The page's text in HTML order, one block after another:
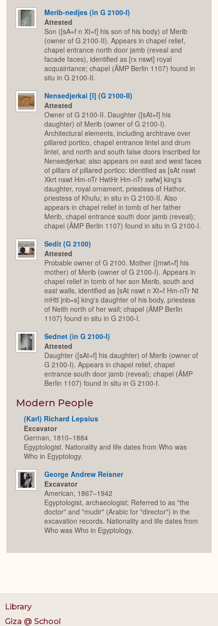
Merib-nedjes (in G 2100-I)
Attested
Son ([sA=f n Xt=f] his son of his body) of Merib
(owner of G 2100-II). Appears in chapel relief,
chapel entrance north door jamb (reveal and
facade faces), identified as [rx nswt] royal
acquaintance; chapel (ÄMP Berlin 1107) found in
situ in G 2100-II.
Nensedjerkai [I] (G 2100-II)
Attested
Owner of G 2100-II. Daughter ([sAt=f] his
daughter) of Merib (owner of G 2100-I).
Architectural elements, including archtrave over
pillared portico, chapel entrance lintel and drum
lintel, and north and south false doors inscribed for
Nensedjerkai; also appears on east and west faces
of pillars of pillared portico; identified as [sAt nswt
Xkrt nswt Hm-nTr HwtHr Hm-nTr xwfw] king's
daughter, royal ornament, priestess of Hathor,
priestess of Khufu; in situ in G 2100-II. Also
appears in chapel relief in tomb of her father
Merib, chapel entrance south door jamb (reveal);
chapel (ÄMP Berlin 1107) found in situ in G 2100-I.
Sedit (G 2100)
Attested
Probable owner of G 2100. Mother ([mwt=f] his
mother) of Merib (owner of G 2100-I). Appears in
chapel relief in tomb of her son Merib, south and
east walls, identified as [sAt nswt n Xt=f Hm-nTr Nt
mHtt jnb=s] king's daughter of his body, priestess
of Neith north of her wall; chapel (ÄMP Berlin
1107) found in situ in G 2100-I.
Sednet (in G 2100-I)
Attested
Daughter ([sAt=f] his daughter) of Merib (owner of
G 2100-I). Appears in chapel relief, chapel
entrance south door jamb (reveal); chapel (ÄMP
Berlin 1107) found in situ in G 2100-I.
Modern People
(Karl) Richard Lepsius
Excavator
German, 1810–1884
Egyptologist. Nationality and life dates from Who was
Who in Egyptology.
George Andrew Reisner
Excavator
American, 1867–1942
Egyptologist, archaeologist; Referred to as "the
doctor" and "mudir" (Arabic for "director") in the
excavation records. Nationality and life dates from
Who was Who in Egyptology.
Library
Giza @ School